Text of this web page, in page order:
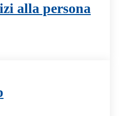
alla persona